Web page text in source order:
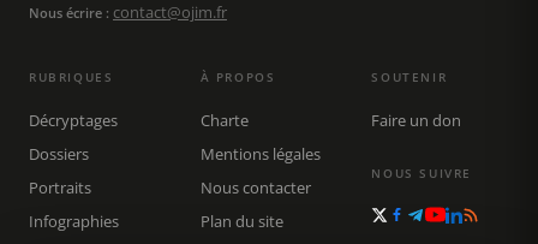
Nous écrire : contact@ojim.fr
RUBRIQUES
Décryptages
Dossiers
Portraits
Infographies
À PROPOS
Charte
Mentions légales
Nous contacter
Plan du site
SOUTENIR
Faire un don
NOUS SUIVRE